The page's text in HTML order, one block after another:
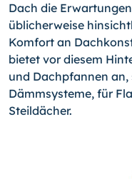
Dach die
üblicherweise
Komfort an
bietet vor diesem
und Dachpfannen
Dämmsysteme, für
Steildächer.